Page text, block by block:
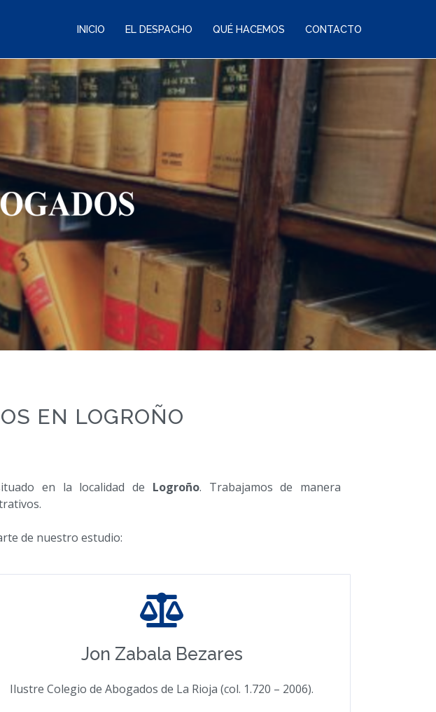
INICIO EL DESPACHO QUÉ HACEMOS CONTACTO
EN LOGROÑO
en la localidad de Logroño. Trabajamos de manera
de nuestro estudio:
Jon Zabala Bezares
Ilustre Colegio de Abogados de La Rioja (col. 1.720 – 2006).